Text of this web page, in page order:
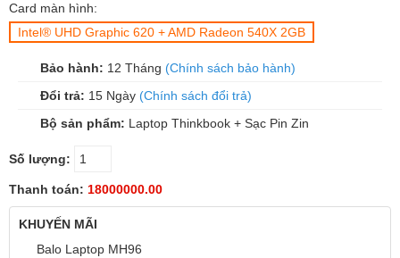
Card màn hình:
Intel® UHD Graphic 620 + AMD Radeon 540X 2GB
Bảo hành: 12 Tháng (Chính sách bảo hành)
Đổi trả: 15 Ngày (Chính sách đổi trả)
Bộ sản phẩm: Laptop Thinkbook + Sạc Pin Zin
Số lượng:
Thanh toán: 18000000.00
KHUYẾN MÃI
Balo Laptop MH96